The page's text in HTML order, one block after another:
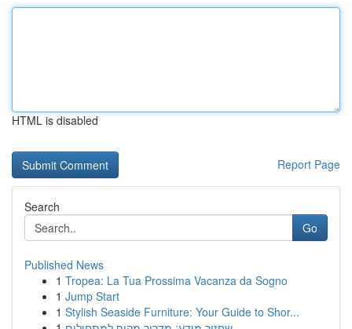
HTML is disabled
Report Page
Search
Go
Published News
1 Tropea: La Tua Prossima Vacanza da Sogno
1 Jump Start
1 Stylish Seaside Furniture: Your Guide to Shor...